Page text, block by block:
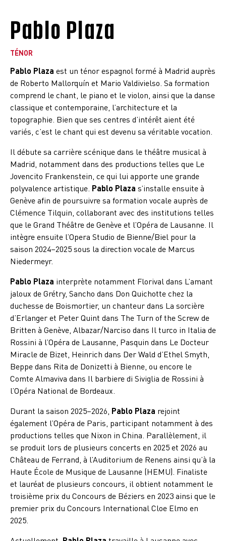
Pablo Plaza
TÉNOR
Pablo Plaza est un ténor espagnol formé à Madrid auprès
de Roberto Mallorquín et Mario Valdivielso. Sa formation
comprend le chant, le piano et le violon, ainsi que la danse
classique et contemporaine, l’architecture et la
topographie. Bien que ses centres d’intérêt aient été
variés, c’est le chant qui est devenu sa véritable vocation.
Il débute sa carrière scénique dans le théâtre musical à
Madrid, notamment dans des productions telles que Le
Jovencito Frankenstein, ce qui lui apporte une grande
polyvalence artistique. Pablo Plaza s’installe ensuite à
Genève afin de poursuivre sa formation vocale auprès de
Clémence Tilquin, collaborant avec des institutions telles
que le Grand Théâtre de Genève et l’Opéra de Lausanne. Il
intègre ensuite l’Opera Studio de Bienne/Biel pour la
saison 2024–2025 sous la direction vocale de Marcus
Niedermeyr.
Pablo Plaza interprète notamment Florival dans L’amant
jaloux de Grétry, Sancho dans Don Quichotte chez la
duchesse de Boismortier, un chanteur dans La sorcière
d’Erlanger et Peter Quint dans The Turn of the Screw de
Britten à Genève, Albazar/Narciso dans Il turco in Italia de
Rossini à l’Opéra de Lausanne, Pasquin dans Le Docteur
Miracle de Bizet, Heinrich dans Der Wald d’Ethel Smyth,
Beppe dans Rita de Donizetti à Bienne, ou encore le
Comte Almaviva dans Il barbiere di Siviglia de Rossini à
l’Opéra National de Bordeaux.
Durant la saison 2025–2026, Pablo Plaza rejoint
également l’Opéra de Paris, participant notamment à des
productions telles que Nixon in China. Parallèlement, il
se produit lors de plusieurs concerts en 2025 et 2026 au
Château de Ferrand, à l’Auditorium de Renens ainsi qu’à la
Haute École de Musique de Lausanne (HEMU). Finaliste
et lauréat de plusieurs concours, il obtient notamment le
troisième prix du Concours de Béziers en 2023 ainsi que le
premier prix du Concours International Cloe Elmo en
2025.